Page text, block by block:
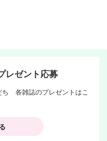
レゼント応募
ち 各雑誌のプレゼントはこ